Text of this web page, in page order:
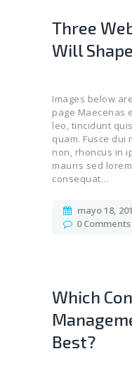
Three
Will
Images below
page Maecenas
leo, tincidunt
quam. Fusce dui
non, rhoncus in
mauris sed
consequat…
mayo 18,
0 Comments
Which
Best?